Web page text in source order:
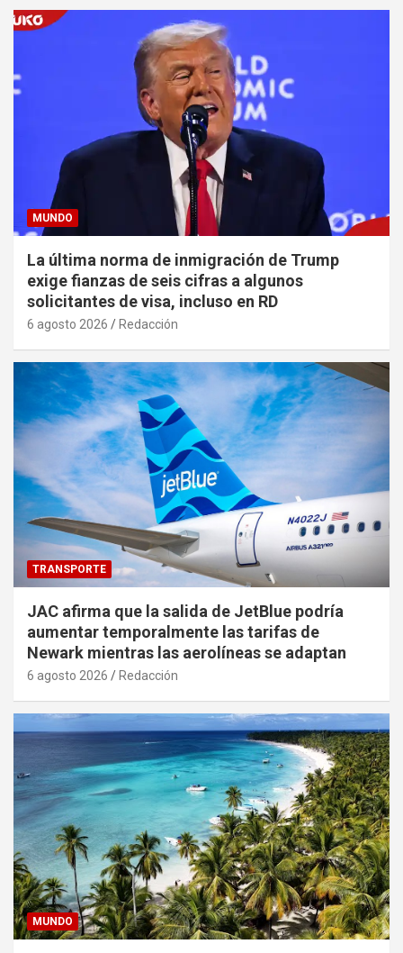
MUNDO
La última norma de inmigración de Trump
exige fianzas de seis cifras a algunos
solicitantes de visa, incluso en RD
6 agosto 2026 Redacción
TRANSPORTE
JAC afirma que la salida de JetBlue podría
aumentar temporalmente las tarifas de
Newark mientras las aerolíneas se adaptan
6 agosto 2026 Redacción
MUNDO